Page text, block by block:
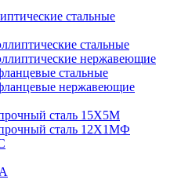
стальные
стальные
нержавеющие
стальные
нержавеющие
сталь 15Х5М
сталь 12Х1МФ